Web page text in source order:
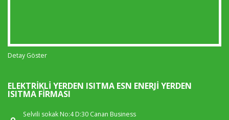
Detay Göster
ELEKTRIKLI YERDEN ISITMA ESN ENERJI YERDEN
ISITMA FIRMASI
Selvili sokak No:4 D:30 Canan Business